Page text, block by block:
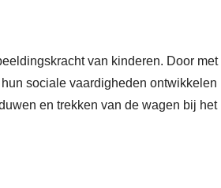
van kinderen. Door met
sociale vaardigheden ontwikkelen
en trekken van de wagen bij het